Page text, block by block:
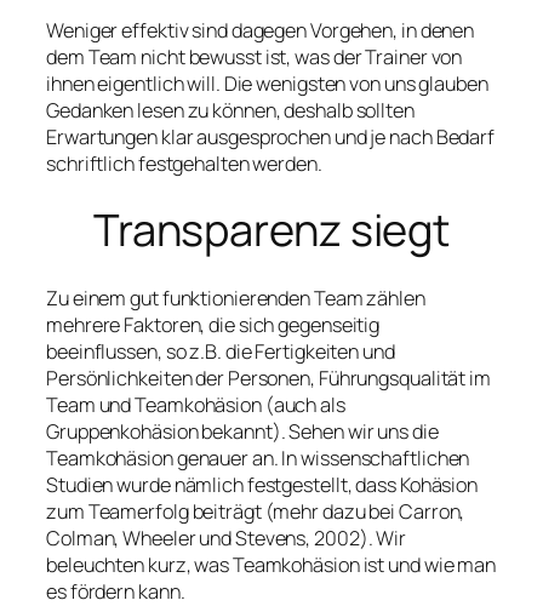
Weniger effektiv sind dagegen Vorgehen, in denen
dem Team nicht bewusst ist, was der Trainer von
ihnen eigentlich will. Die wenigsten von uns glauben
Gedanken lesen zu können, deshalb sollten
Erwartungen klar ausgesprochen und je nach Bedarf
schriftlich festgehalten werden.
Transparenz siegt
Zu einem gut funktionierenden Team zählen
mehrere Faktoren, die sich gegenseitig
beeinflussen, so z.B. die Fertigkeiten und
Persönlichkeiten der Personen, Führungsqualität im
Team und Teamkohäsion (auch als
Gruppenkohäsion bekannt). Sehen wir uns die
Teamkohäsion genauer an. In wissenschaftlichen
Studien wurde nämlich festgestellt, dass Kohäsion
zum Teamerfolg beiträgt (mehr dazu bei Carron,
Colman, Wheeler und Stevens, 2002). Wir
beleuchten kurz, was Teamkohäsion ist und wie man
es fördern kann.